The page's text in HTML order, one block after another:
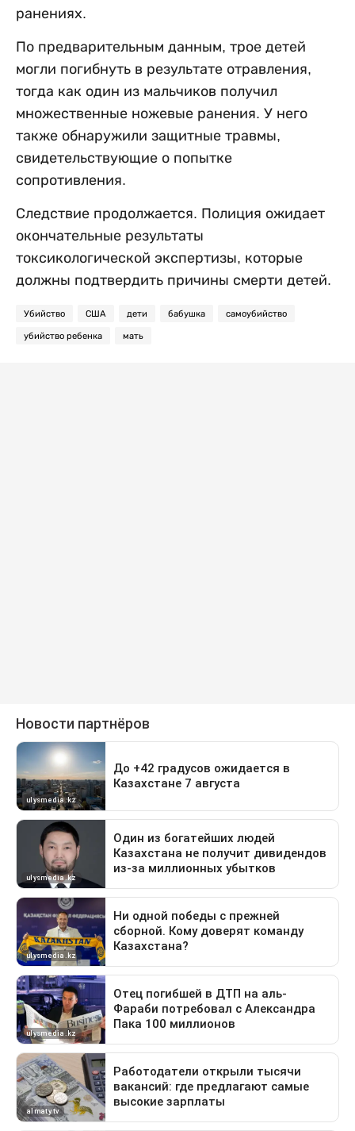
ранениях.
По предварительным данным, трое детей
могли погибнуть в результате отравления,
тогда как один из мальчиков получил
множественные ножевые ранения. У него
также обнаружили защитные травмы,
свидетельствующие о попытке
сопротивления.
Следствие продолжается. Полиция ожидает
окончательные результаты
токсикологической экспертизы, которые
должны подтвердить причины смерти детей.
Убийство США дети бабушка самоубийство
убийство ребенка мать